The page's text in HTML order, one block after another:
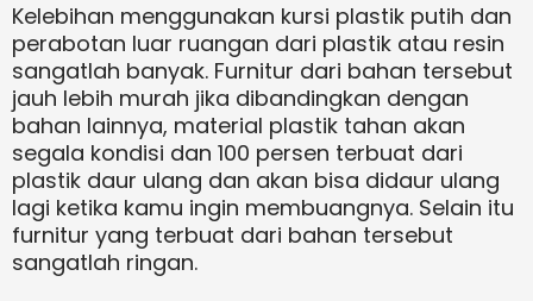
Kelebihan menggunakan kursi plastik putih dan
perabotan luar ruangan dari plastik atau resin
sangatlah banyak. Furnitur dari bahan tersebut
jauh lebih murah jika dibandingkan dengan
bahan lainnya, material plastik tahan akan
segala kondisi dan 100 persen terbuat dari
plastik daur ulang dan akan bisa didaur ulang
lagi ketika kamu ingin membuangnya. Selain itu
furnitur yang terbuat dari bahan tersebut
sangatlah ringan.